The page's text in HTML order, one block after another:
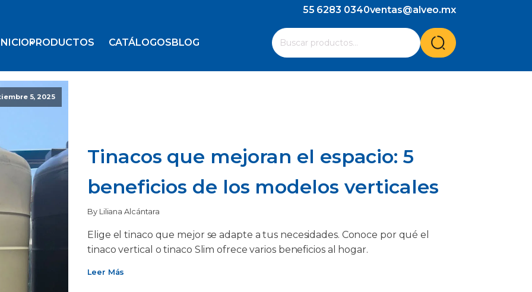
55 6283 0340ventas@alveo.mx
PRODUCTOS CATÁLOGOSBLOG
Buscar
por:
Cuando hay resultados autocompletados, puedes
5, 2025
Tinacos que mejoran el espacio: 5
beneficios de los modelos verticales
By Liliana Alcántara
Elige el tinaco que mejor se adapte a tus necesidades. Conoce por qué el
tinaco vertical o tinaco Slim ofrece varios beneficios al hogar.
Leer Más